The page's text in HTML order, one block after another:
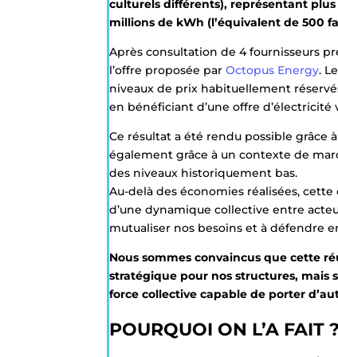
culturels différents), représentant
millions de kWh (l’équivalent de 500
Après consultation de 4 fournisseurs
l’offre proposée parOctopus Energy.
niveaux de prix habituellement
en bénéficiant d’une offre d’électricité
Ce résultat a été rendu possible grâce
également grâce à un contexte de
des niveaux historiquement bas.
Au-delà des économies réalisées,
d’une dynamique collective entre
mutualiser nos besoins et à défendre
Nous sommes convaincus que cette
stratégique pour nos structures, mais
force collective capable de porter
POURQUOI ON L’A FAIT ?